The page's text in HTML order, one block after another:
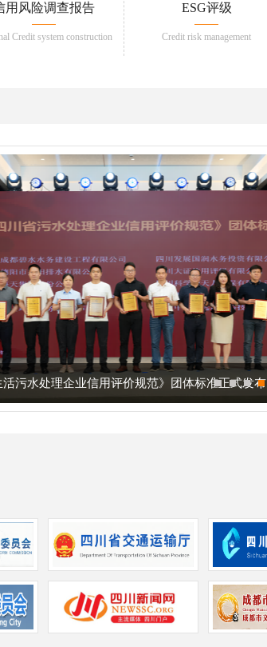
用风险调查报告
Credit system construction
ESG评级
Credit risk management
活污水处理企业信用评价规范》团体标准正式发布